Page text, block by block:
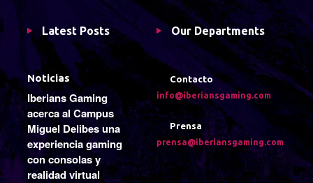
Latest Posts
Noticias
Iberians Gaming
acerca al Campus
Miguel Delibes una
experiencia gaming
con consolas y
realidad virtual
Our Departments
Contacto
info@iberiansgaming.com
Prensa
prensa@iberiansgaming.com